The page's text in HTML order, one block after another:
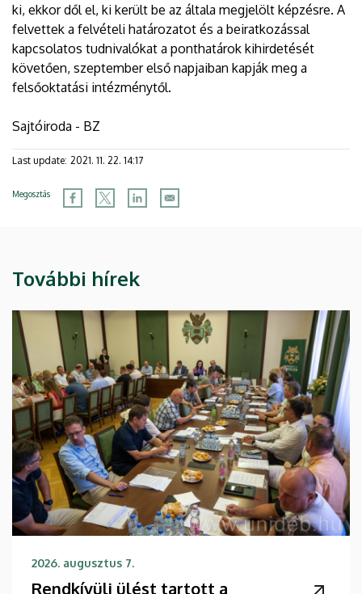
ki, ekkor dől el, ki került be az általa megjelölt képzésre. A
felvettek a felvételi határozatot és a beiratkozással
kapcsolatos tudnivalókat a ponthatárok kihirdetését
követően, szeptember első napjaiban kapják meg a
felsőoktatási intézménytől.
Sajtóiroda - BZ
Last update: 2021. 11. 22. 14:17
Megosztás
További hírek
2026. augusztus 7.
Rendkívüli ülést tartott a